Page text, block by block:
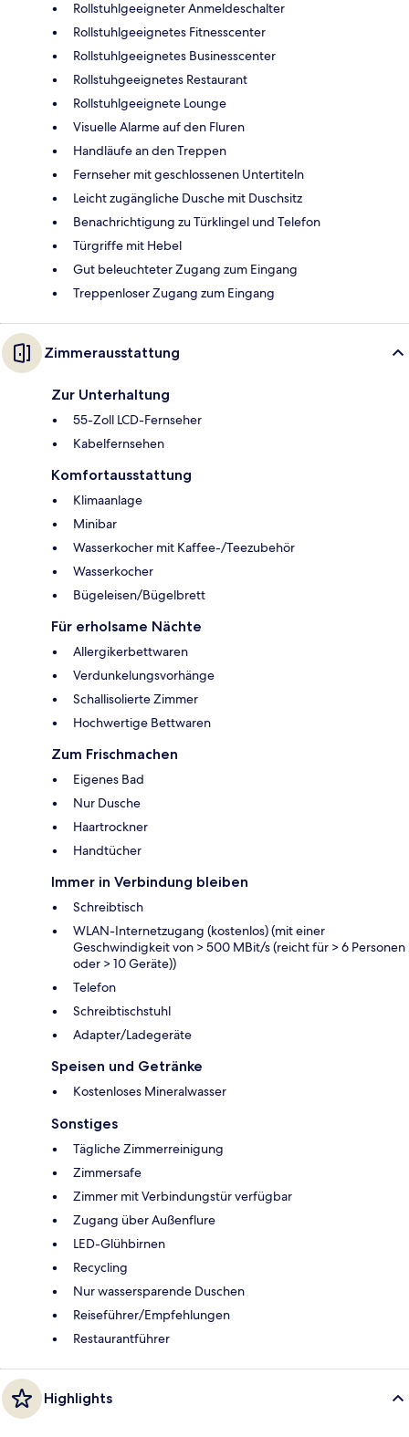
Rollstuhlgeeigneter Anmeldeschalter
Rollstuhlgeeignetes Fitnesscenter
Rollstuhlgeeignetes Businesscenter
Rollstuhgeeignetes Restaurant
Rollstuhlgeeignete Lounge
Visuelle Alarme auf den Fluren
Handläufe an den Treppen
Fernseher mit geschlossenen Untertiteln
Leicht zugängliche Dusche mit Duschsitz
Benachrichtigung zu Türklingel und Telefon
Türgriffe mit Hebel
Gut beleuchteter Zugang zum Eingang
Treppenloser Zugang zum Eingang
Zimmerausstattung
Zur Unterhaltung
55-Zoll LCD-Fernseher
Kabelfernsehen
Komfortausstattung
Klimaanlage
Minibar
Wasserkocher mit Kaffee-/Teezubehör
Wasserkocher
Bügeleisen/Bügelbrett
Für erholsame Nächte
Allergikerbettwaren
Verdunkelungsvorhänge
Schallisolierte Zimmer
Hochwertige Bettwaren
Zum Frischmachen
Eigenes Bad
Nur Dusche
Haartrockner
Handtücher
Immer in Verbindung bleiben
Schreibtisch
WLAN-Internetzugang (kostenlos) (mit einer
Geschwindigkeit von > 500 MBit/s (reicht für > 6 Personen
oder > 10 Geräte))
Telefon
Schreibtischstuhl
Adapter/Ladegeräte
Speisen und Getränke
Kostenloses Mineralwasser
Sonstiges
Tägliche Zimmerreinigung
Zimmersafe
Zimmer mit Verbindungstür verfügbar
Zugang über Außenflure
LED-Glühbirnen
Recycling
Nur wassersparende Duschen
Reiseführer/Empfehlungen
Restaurantführer
Highlights